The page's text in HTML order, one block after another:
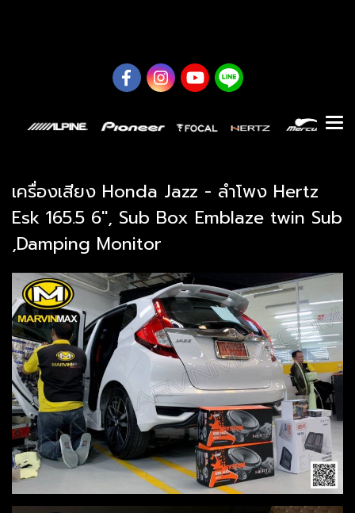
เครื่องเสียง Honda Jazz - ลำโพง Hertz
Esk 165.5 6", Sub Box Emblaze twin Sub
,Damping Monitor